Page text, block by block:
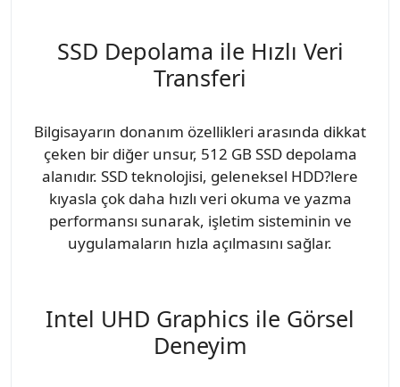
SSD Depolama ile Hızlı Veri
Transferi
Bilgisayarın donanım özellikleri arasında dikkat
çeken bir diğer unsur, 512 GB SSD depolama
alanıdır. SSD teknolojisi, geleneksel HDD?lere
kıyasla çok daha hızlı veri okuma ve yazma
performansı sunarak, işletim sisteminin ve
uygulamaların hızla açılmasını sağlar.
Intel UHD Graphics ile Görsel
Deneyim